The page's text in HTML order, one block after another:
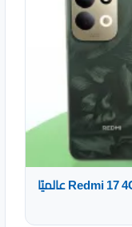
شاومي تطلق هاتفي Redmi 17 5G وRedmi 17 4G عالميًا